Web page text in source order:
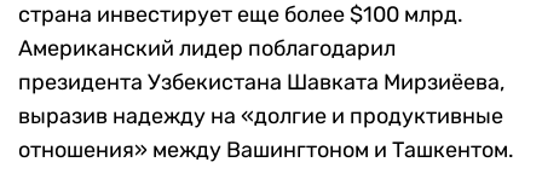
страна инвестирует еще более $100 млрд.
Американский лидер поблагодарил
президента Узбекистана Шавката Мирзиёева,
выразив надежду на «долгие и продуктивные
отношения» между Вашингтоном и Ташкентом.